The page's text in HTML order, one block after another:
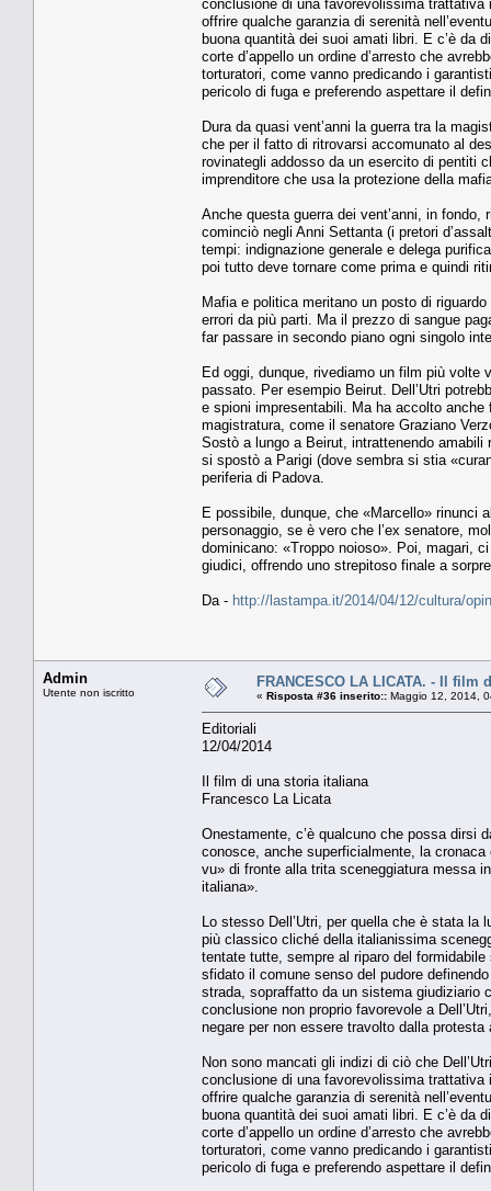
conclusione di una favorevolissima
offrire qualche garanzia di serenità
buona quantità dei suoi amati libri. E c’è da
corte d’appello un ordine d’arresto che
torturatori, come vanno predicando i
pericolo di fuga e preferendo aspettare il
Dura da quasi vent’anni la guerra tra la
che per il fatto di ritrovarsi accomunato al
rovinategli addosso da un esercito di pentiti
imprenditore che usa la protezione della
Anche questa guerra dei vent’anni, in
cominciò negli Anni Settanta (i pretori
tempi: indignazione generale e delega
poi tutto deve tornare come prima e quindi
Mafia e politica meritano un posto di
errori da più parti. Ma il prezzo di sangue
far passare in secondo piano ogni singolo
Ed oggi, dunque, rivediamo un film più volte
passato. Per esempio Beirut. Dell’Utri
e spioni impresentabili. Ma ha accolto
magistratura, come il senatore Graziano
Sostò a lungo a Beirut, intrattenendo
si spostò a Parigi (dove sembra si stia
periferia di Padova.
E possibile, dunque, che «Marcello» rinunci
personaggio, se è vero che l’ex senatore,
dominicano: «Troppo noioso». Poi, magari,
giudici, offrendo uno strepitoso finale a
Da - http://lastampa.it/2014/04/12/cultura/
Admin
Utente non iscritto
FRANCESCO LA LICATA. - Il film
« Risposta #36 inserito:: Maggio 12, 2014,
Editoriali
12/04/2014
Il film di una storia italiana
Francesco La Licata
Onestamente, c’è qualcuno che possa dirsi
conosce, anche superficialmente, la
vu» di fronte alla trita sceneggiatura messa
italiana».
Lo stesso Dell’Utri, per quella che è stata la
più classico cliché della italianissima
tentate tutte, sempre al riparo del
sfidato il comune senso del pudore
strada, sopraffatto da un sistema giudiziario
conclusione non proprio favorevole a
negare per non essere travolto dalla protesta
Non sono mancati gli indizi di ciò che
conclusione di una favorevolissima
offrire qualche garanzia di serenità
buona quantità dei suoi amati libri. E c’è da
corte d’appello un ordine d’arresto che
torturatori, come vanno predicando i
pericolo di fuga e preferendo aspettare il